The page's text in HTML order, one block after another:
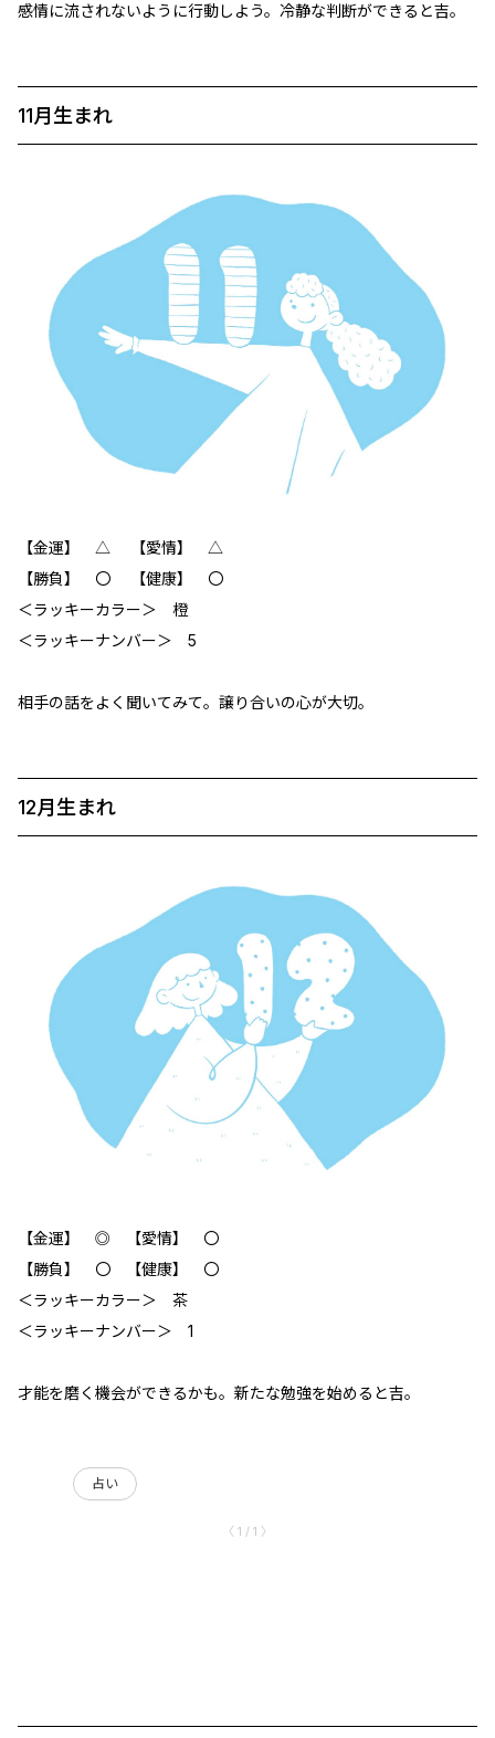
感情に流されないように行動しよう。冷静な判断ができると吉。
11月生まれ
【金運】 △ 【愛情】 △
【勝負】 〇 【健康】 〇
‪＜ラッキーカラー＞ 橙
＜ラッキーナンバー＞ 5
相手の話をよく聞いてみて。譲り合いの心が大切。
12月生まれ
【金運】 ◎ 【愛情】 〇
【勝負】 〇 【健康】 〇
＜ラッキーカラー＞ 茶
＜ラッキーナンバー＞ 1
才能を磨く機会ができるかも。新たな勉強を始めると吉。
占い
〈 1 / 1 〉